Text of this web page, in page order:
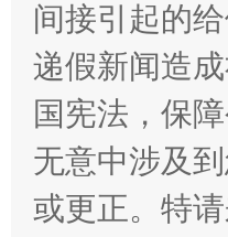
揭开“小金库”的
间接引起的
递假新闻造
国宪法，保
无意中涉及
或更正。特